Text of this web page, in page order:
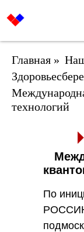
Главная »
технологий
По